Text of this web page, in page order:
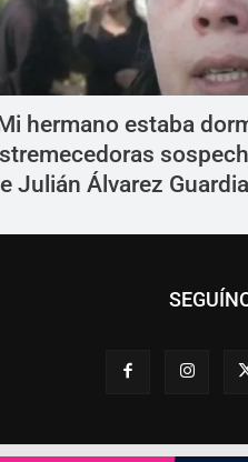
hermano estaba
Julián Álvarez Guardia